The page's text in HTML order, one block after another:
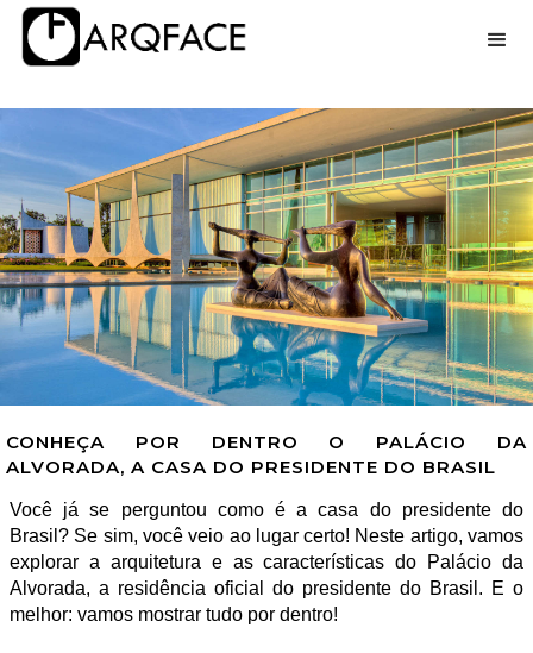
CONHEÇA POR DENTRO O PALÁCIO DA
ALVORADA, A CASA DO PRESIDENTE DO BRASIL
Você já se perguntou como é a casa do presidente do
Brasil? Se sim, você veio ao lugar certo! Neste artigo, vamos
explorar a arquitetura e as características do Palácio da
Alvorada, a residência oficial do presidente do Brasil. E o
melhor: vamos mostrar tudo por dentro!